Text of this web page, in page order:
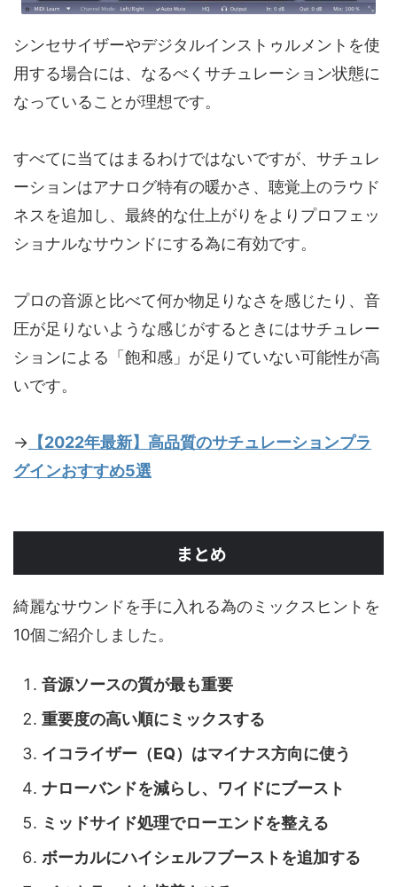
シンセサイザーやデジタルインストゥルメントを使
用する場合には、なるべくサチュレーション状態に
なっていることが理想です。
すべてに当てはまるわけではないですが、サチュレ
ーションはアナログ特有の暖かさ、聴覚上のラウド
ネスを追加し、最終的な仕上がりをよりプロフェッ
ショナルなサウンドにする為に有効です。
プロの音源と比べて何か物足りなさを感じたり、音
圧が足りないような感じがするときにはサチュレー
ションによる「飽和感」が足りていない可能性が高
いです。
→ 【2022年最新】高品質のサチュレーションプラ
グインおすすめ5選
まとめ
綺麗なサウンドを手に入れる為のミックスヒントを
10個ご紹介しました。
音源ソースの質が最も重要
重要度の高い順にミックスする
イコライザー（EQ）はマイナス方向に使う
ナローバンドを減らし、ワイドにブースト
ミッドサイド処理でローエンドを整える
ボーカルにハイシェルフブーストを追加する